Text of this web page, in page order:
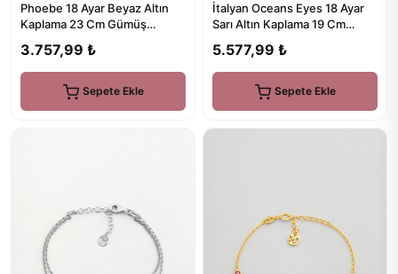
Phoebe 18 Ayar Beyaz Altın
Kaplama 23 Cm Gümüş
3.757,99 ₺
Sepete Ekle
İtalyan Oceans Eyes 18 Ayar
Sarı Altın Kaplama 19 Cm
5.577,99 ₺
Sepete Ekle